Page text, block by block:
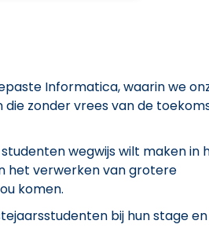
Informatica, waarin we
zonder vrees van de
wegwijs wilt maken in
het verwerken van grotere
komen.
bij hun stage